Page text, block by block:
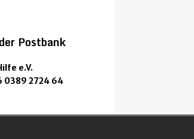
Postbank
e.V.
0389 2724 64